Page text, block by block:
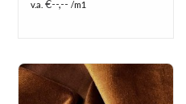
v.a. €--,-- /m1